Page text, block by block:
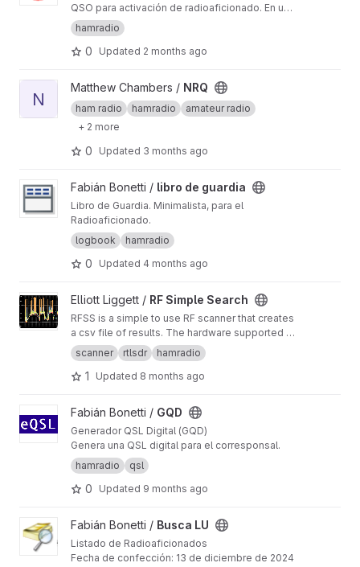
QSO para activación de radioaficionado. En un
evento de entrega de certificado las
estaciones pueden tener certificado Base o
certificado por niveles Bronce, Plata y Oro de
hamradio
0 Updated 2 months ago
View NRQ project
N
Matthew Chambers / NRQ
ham radio hamradio
amateur radio
+ 2 more
0 Updated 3 months ago
View libro de guardia project
Fabián Bonetti / libro de guardia
Libro de Guardia. Minimalista, para el
Radioaficionado.
logbook
hamradio
0 Updated 4 months ago
View RF Simple Search project
Elliott Liggett / RF Simple Search
RFSS is a simple to use RF scanner that creates
a csv file of results. The hardware supported is
the RTL-SDR.
scanner rtlsdr hamradio
1 Updated 8 months ago
View GQD project
Fabián Bonetti / GQD
Generador QSL Digital (GQD)
Genera una QSL digital para el corresponsal.
hamradio
qsl
0 Updated 9 months ago
View Busca LU project
Fabián Bonetti / Busca LU
Listado de Radioaficionados
Fecha de confección: 13 de diciembre de 2024